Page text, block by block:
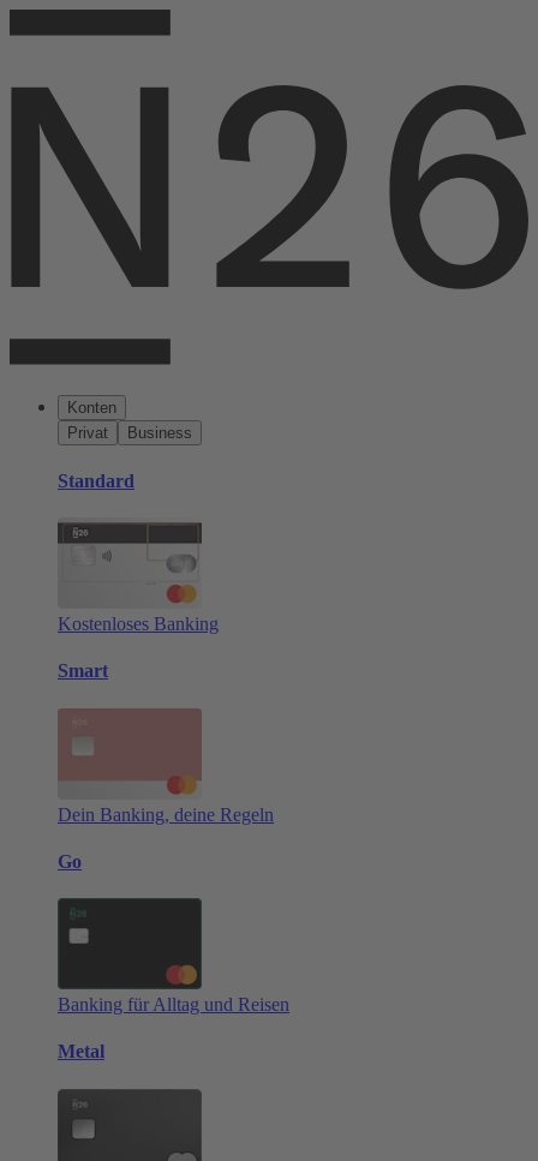
Konten
Privat
Business
Standard
Kostenloses Banking
Smart
Dein Banking, deine Regeln
Go
Banking für Alltag und Reisen
Metal